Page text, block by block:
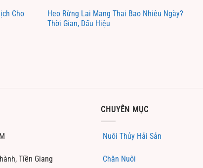
Cho
Heo Rừng Lai Mang Thai Bao Nhiêu Ngày?
Thời Gian, Dấu Hiệu
Tiền Giang
CHUYÊN MỤC
Nuôi Thủy Hải Sản
Chăn Nuôi